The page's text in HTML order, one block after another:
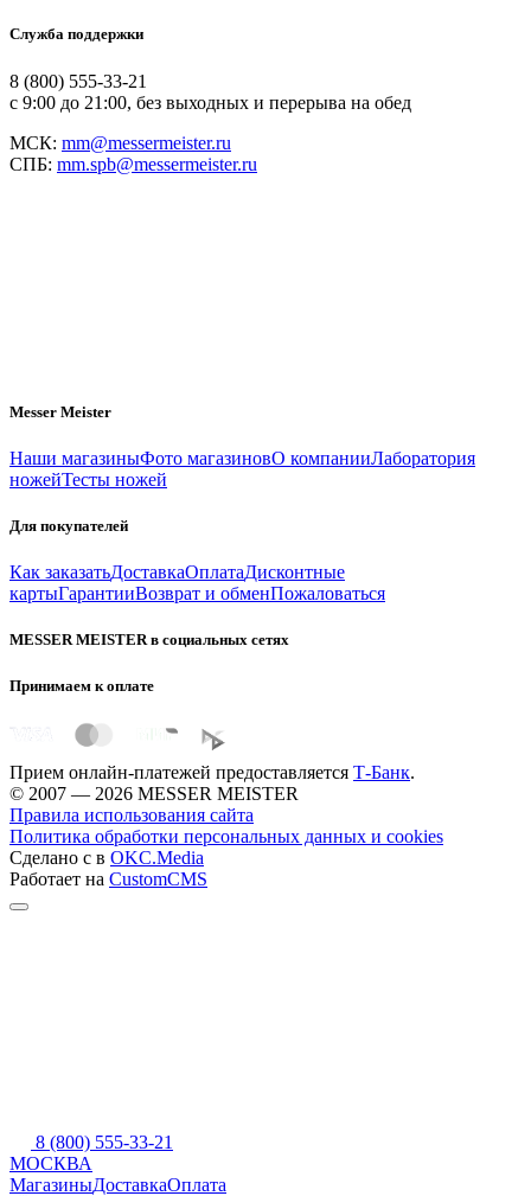
Служба поддержки
8 (800) 555-33-21
с 9:00 до 21:00, без выходных и перерыва на обед
МСК: mm@messermeister.ru
СПБ: mm.spb@messermeister.ru
Messer Meister
Наши магазиныФото магазиновО компанииЛаборатория
ножейТесты ножей
Для покупателей
Как заказатьДоставкаОплатаДисконтные
картыГарантииВозврат и обменПожаловаться
MESSER MEISTER в социальных сетях
Принимаем к оплате
Прием онлайн-платежей предоставляется Т-Банк.
© 2007 — 2026 MESSER MEISTER
Правила использования сайта
Политика обработки персональных данных и cookies
Сделано с в OKC.Media
Работает на CustomCMS
8 (800) 555-33-21
МОСКВА
МагазиныДоставкаОплата